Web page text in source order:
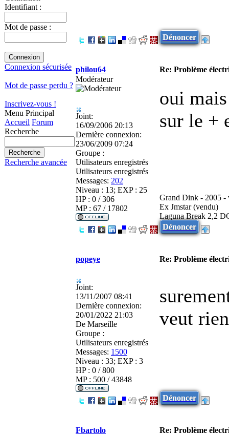
Identifiant :
Mot de passe :
Connexion sécurisée
Mot de passe perdu ?
Inscrivez-vous !
Menu Principal
Accueil Forum
Recherche
Recherche avancée
Dénoncer
philou64
Re: Problème
Modérateur
Joint:
16/09/2006 20:13
Dernière connexion:
23/06/2009 07:24
Groupe :
Utilisateurs enregistrés
Utilisateurs enregistrés
Messages: 202
Niveau : 13; EXP : 25
HP : 0 / 306
MP : 67 / 17802
oui
sur le +
Grand Dink - 2005 -
Ex Jmstar (vendu)
Laguna Break 2,2
Dénoncer
popeye Re: Problème
Joint:
13/11/2007 08:41
Dernière connexion:
20/01/2022 21:03
De Marseille
Groupe :
Utilisateurs enregistrés
Messages: 1500
Niveau : 33; EXP : 3
HP : 0 / 800
MP : 500 / 43848
veut
Dénoncer
Fbartolo Re: Problème